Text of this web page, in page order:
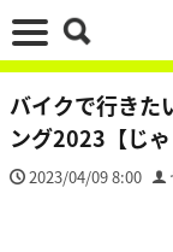
バイクで行きた
ング2023【じゃ
2023/04/09 8:00